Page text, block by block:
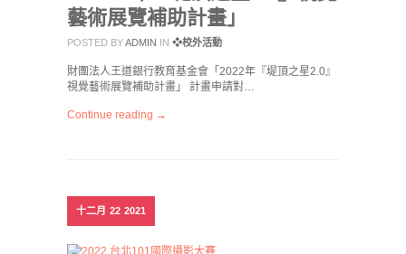
藝術展覽補助計畫」
POSTED BYADMIN IN ❖校外活動
財團法人王道銀行教育基金會「2022年『堤頂之星2.0』
視覺藝術展覽補助計畫」 計畫申請對…
Continue reading →
十二月 22 2021